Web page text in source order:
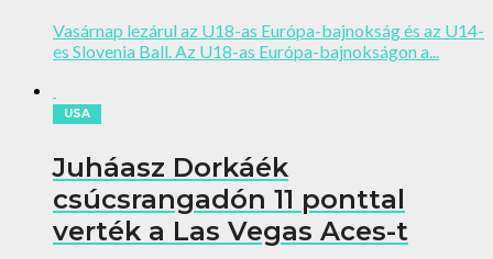
Vasárnap lezárul az U18-as Európa-bajnokság és az U14-
es Slovenia Ball. Az U18-as Európa-bajnokságon a...
USA
Juháasz Dorkáék
csúcsrangadón 11 ponttal
verték a Las Vegas Aces-t